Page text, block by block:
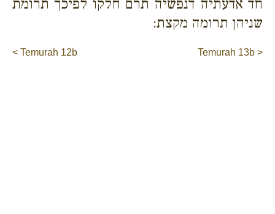
שניהן תרומה מקצת:
< Temurah 12b Temurah 13b >